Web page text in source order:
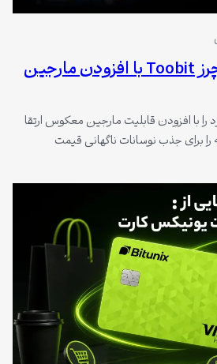
ارتقا ربات گرید فیوچرز Toobit با افزودن مارجین
با افزودن قابلیت مارجین معکوس ارتقا
برای جذب نوسانات ناگهانی قیمت
پیشرفته گرید مبتنی بر داده‌های
از معامله‌گران برتر است.